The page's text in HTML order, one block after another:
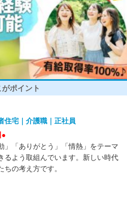
がポイント
住宅｜介護職｜正社員
●
」「ありがとう」「情熱」をテーマ
るよう取組んでいます。新しい時代
の考え方です。